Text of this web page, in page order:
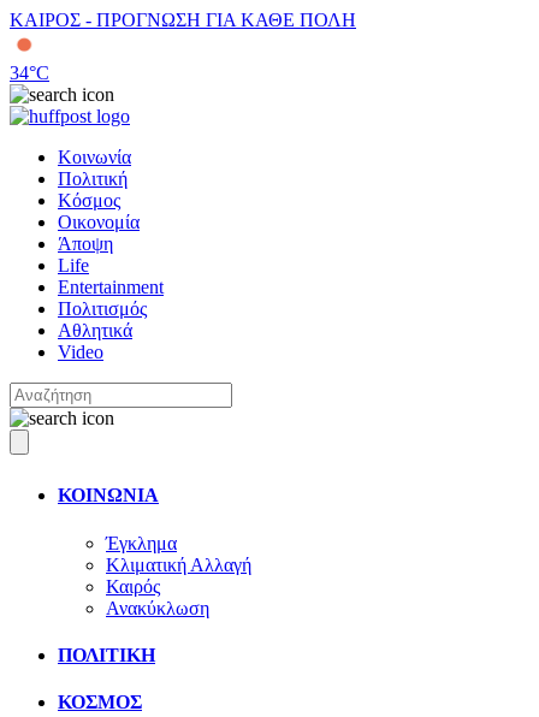
ΚΑΙΡΟΣ - ΠΡΟΓΝΩΣΗ ΓΙΑ ΚΑΘΕ ΠΟΛΗ
34°C
Κοινωνία
Πολιτική
Κόσμος
Οικονομία
Άποψη
Life
Entertainment
Πολιτισμός
Αθλητικά
Video
ΚΟΙΝΩΝΙΑ
Έγκλημα
Κλιματική Αλλαγή
Καιρός
Ανακύκλωση
ΠΟΛΙΤΙΚΗ
ΚΟΣΜΟΣ